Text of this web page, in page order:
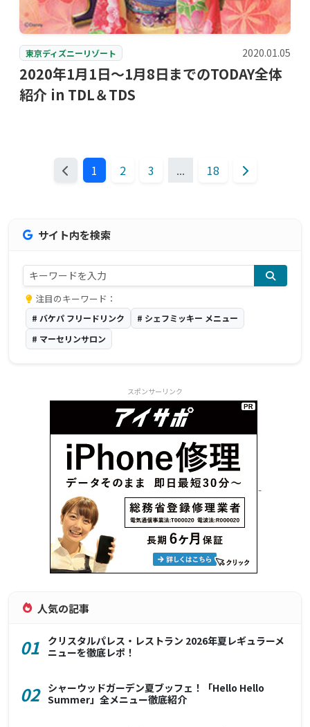
東京ディズニーリゾート 2020.01.05
2020年1月1日〜1月8日までのTODAY全体
紹介 in TDL＆TDS
1 2 3 ... 18
サイト内を検索
注目のキーワード：
# バケパ フリードリンク
# シェフミッキー メニュー
# マーセリンサロン
スポンサーリンク
人気の記事
01
クリスタルパレス・レストラン 2026年夏レギュラーメ
ニューを徹底レポ！
02
シャーウッドガーデン夏ブッフェ！「Hello Hello
Summer」全メニュー徹底紹介